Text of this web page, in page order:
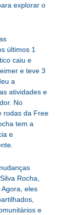
explorar o
últimos 1
caiu e
e teve 3
a
atividades e
No
rodas da Free
tem a
e
Rocha,
eles
e